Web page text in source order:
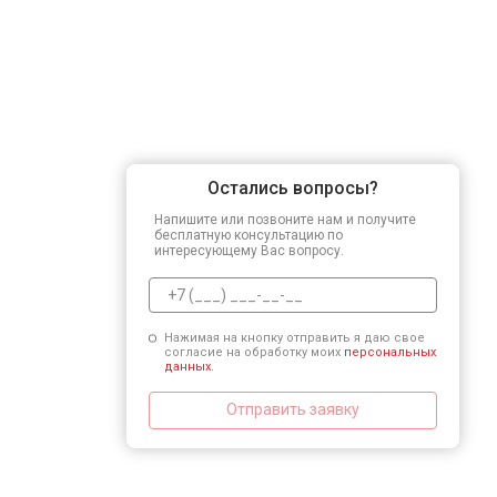
Остались вопросы?
Напишите или позвоните нам и получите
бесплатную консультацию по
интересующему Вас вопросу.
Нажимая на кнопку отправить я даю свое
согласие на обработку моих персональных
данных.
Отправить заявку